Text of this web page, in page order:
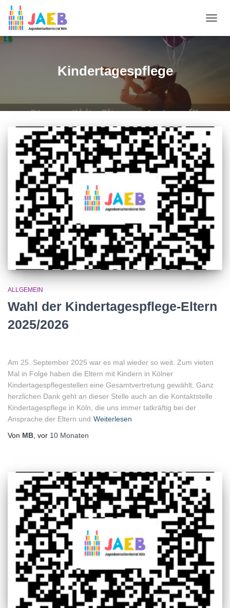
Kindertagespflege
ALLGEMEIN
Wahl der Kindertagespflege-Eltern
2025/2026
Am 25. September 2025 war es mal wieder so weit. Zum vieten
Mal in Folge haben die Eltern mit Kindern in Kölner
Kindertagespflegestellen eine Gesamtvertretung gewählt. Ganz
herzlichen Dank geht an dieser Stelle auch an die Kontaktstelle
Kindertagespflege in Köln, die uns immer tatkräftig bei der
Ansprache der Eltern und Weiterlesen
Von MB , vor 10 Monaten